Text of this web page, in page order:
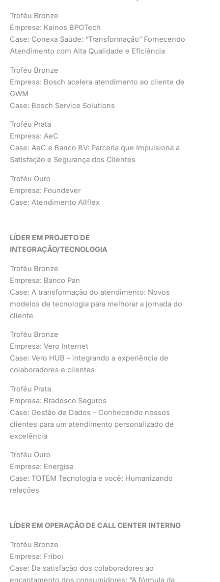
Troféu Bronze
Empresa: Kainos BPOTech
Case: Conexa Saúde: “Transformação” Fornecendo
Atendimento com Alta Qualidade e Eficiência
Troféu Bronze
Empresa: Bosch acelera atendimento ao cliente de
GWM
Case: Bosch Service Solutions
Troféu Prata
Empresa: AeC
Case: AeC e Banco BV: Parceria que Impulsiona a
Satisfação e Segurança dos Clientes
Troféu Ouro
Empresa: Foundever
Case: Atendimento Allflex
LÍDER EM PROJETO DE
INTEGRAÇÃO/TECNOLOGIA
Troféu Bronze
Empresa: Banco Pan
Case: A transformação do atendimento: Novos
modelos de tecnologia para melhorar a jornada do
cliente
Troféu Bronze
Empresa: Vero Internet
Case: Vero HUB – integrando a experiência de
colaboradores e clientes
Troféu Prata
Empresa: Bradesco Seguros
Case: Gestão de Dados – Conhecendo nossos
clientes para um atendimento personalizado de
excelência
Troféu Ouro
Empresa: Energisa
Case: TOTEM Tecnologia e você: Humanizando
relações
LÍDER EM OPERAÇÃO DE CALL CENTER INTERNO
Troféu Bronze
Empresa: Friboi
Case: Da satisfação dos colaboradores ao
encantamento dos consumidores: “A fórmula da